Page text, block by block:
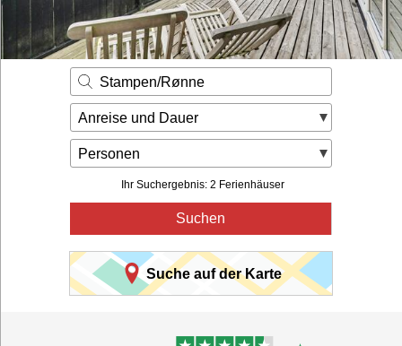
Gut zu wissen
Login
Stampen/Rønne
Anreise und Dauer
Personen
Ihr Suchergebnis: 2 Ferienhäuser
Suchen
Suche auf der Karte